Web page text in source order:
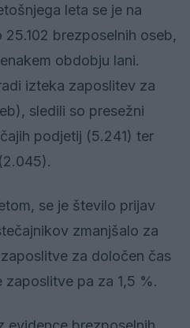
leta se je na
brezposelnih oseb,
obdobju lani.
izteka zaposlitev za
sledili so presežni
podjetij (5.241) ter
se je število prijav
zmanjšalo za
za določen čas
pa za 1,5 %.